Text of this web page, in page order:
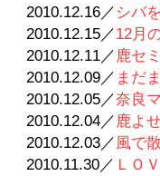
2010.12.16／ シバ
2010.12.15／12月
2010.12.11／ 鹿セ
2010.12.09／ まだ
2010.12.05／奈良
2010.12.04／ 鹿よ
2010.12.03／風で
2010.11.30／ ＬＯ